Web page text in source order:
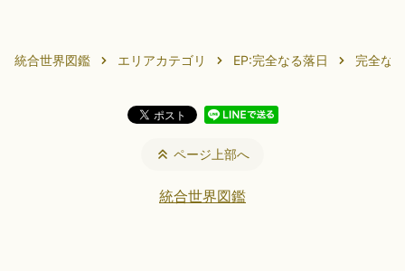
統合世界図鑑 エリアカテゴリ EP:完全なる落日 完全な
ページ上部へ
統合世界図鑑